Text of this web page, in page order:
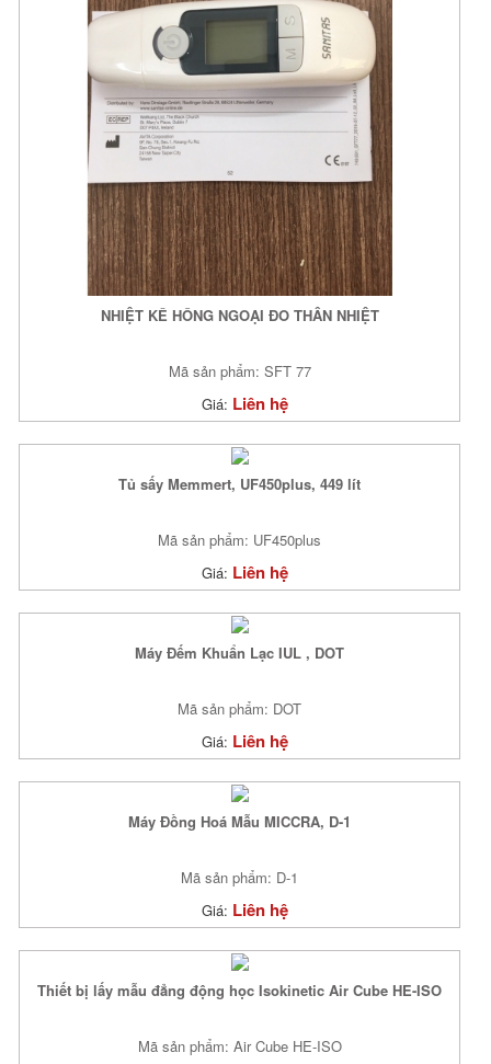
NHIỆT KẾ HỒNG NGOẠI ĐO THÂN NHIỆT
Mã sản phẩm: SFT 77
Giá: Liên hệ
Tủ sấy Memmert, UF450plus, 449 lít
Mã sản phẩm: UF450plus
Giá: Liên hệ
Máy Đếm Khuẩn Lạc IUL , DOT
Mã sản phẩm: DOT
Giá: Liên hệ
Máy Đồng Hoá Mẫu MICCRA, D-1
Mã sản phẩm: D-1
Giá: Liên hệ
Thiết bị lấy mẫu đẳng động học Isokinetic Air Cube HE-ISO
Mã sản phẩm: Air Cube HE-ISO